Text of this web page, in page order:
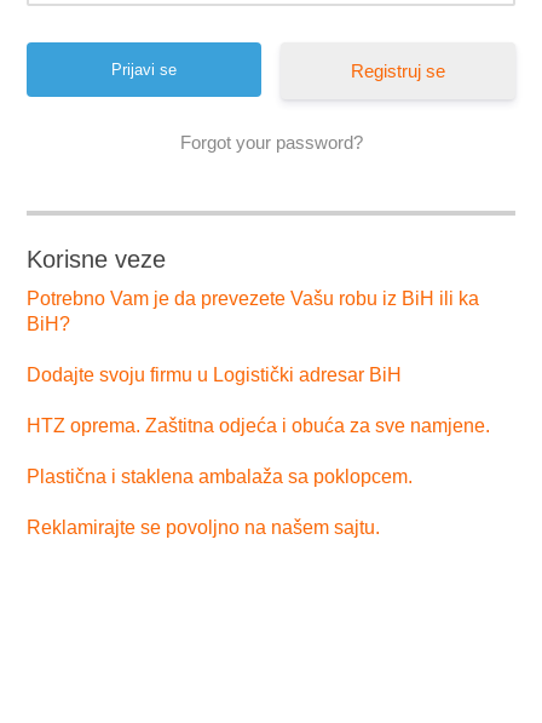
Registruj se
Forgot your password?
Korisne veze
Potrebno Vam je da prevezete Vašu robu iz BiH ili ka
BiH?
Dodajte svoju firmu u Logistički adresar BiH
HTZ oprema. Zaštitna odjeća i obuća za sve namjene.
Plastična i staklena ambalaža sa poklopcem.
Reklamirajte se povoljno na našem sajtu.